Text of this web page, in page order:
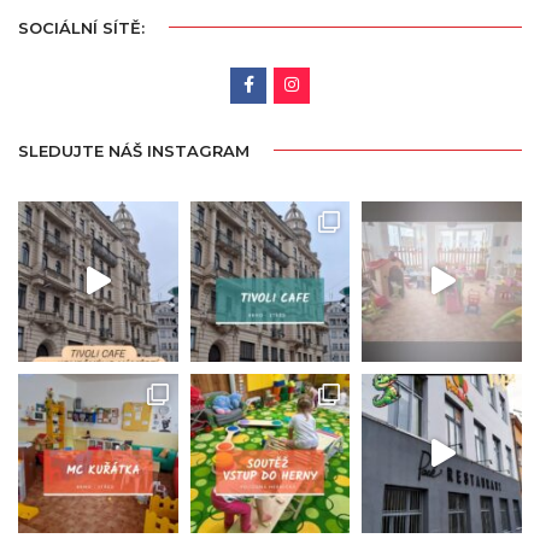
SOCIÁLNÍ SÍTĚ:
SLEDUJTE NÁŠ INSTAGRAM